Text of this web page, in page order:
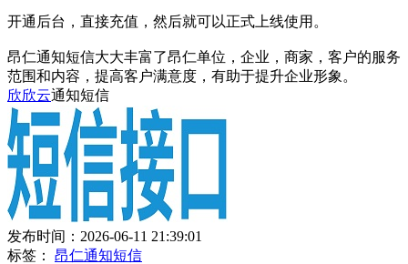
开通后台，直接充值，然后就可以正式上线使用。
昂仁通知短信大大丰富了昂仁单位，企业，商家，客户的服务
范围和内容，提高客户满意度，有助于提升企业形象。
欣欣云通知短信
发布时间：2026-06-11 21:39:01
标签： 昂仁通知短信